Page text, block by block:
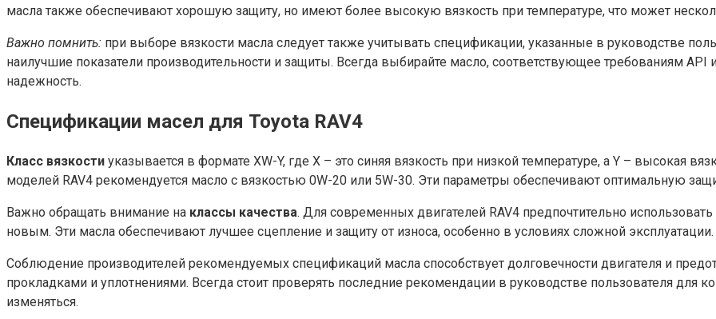
масла также обеспечивают хорошую защиту, но имеют более высокую вязкость при температуре, что может
Важно помнить: при выборе вязкости масла следует также учитывать спецификации, указанные в руководстве
наилучшие показатели производительности и защиты. Всегда выбирайте масло, соответствующее требованиям API
надежность.
Спецификации масел для Toyota RAV4
Класс вязкости указывается в формате XW-Y, где X – это синяя вязкость при низкой температуре, а Y – высокая
моделей RAV4 рекомендуется масло с вязкостью 0W-20 или 5W-30. Эти параметры обеспечивают оптимальную
Важно обращать внимание на классы качества. Для современных двигателей RAV4 предпочтительно
новым. Эти масла обеспечивают лучшее сцепление и защиту от износа, особенно в условиях сложной эксплуатации.
Соблюдение производителей рекомендуемых спецификаций масла способствует долговечности двигателя и
прокладками и уплотнениями. Всегда стоит проверять последние рекомендации в руководстве пользователя для
изменяться.